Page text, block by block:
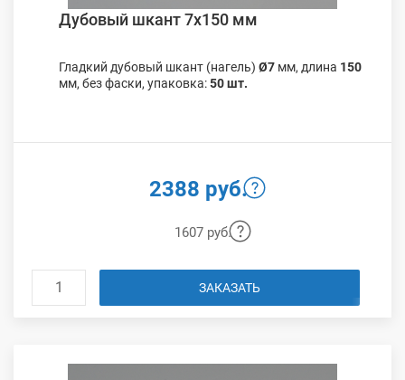
Дубовый шкант 7х150 мм
Гладкий дубовый шкант (нагель) Ø7 мм, длина 150
мм, без фаски, упаковка:50 шт.
2388 руб.
1607 руб.
ЗАКАЗАТЬ